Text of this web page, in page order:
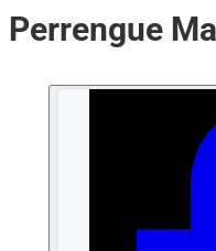
Perrengue